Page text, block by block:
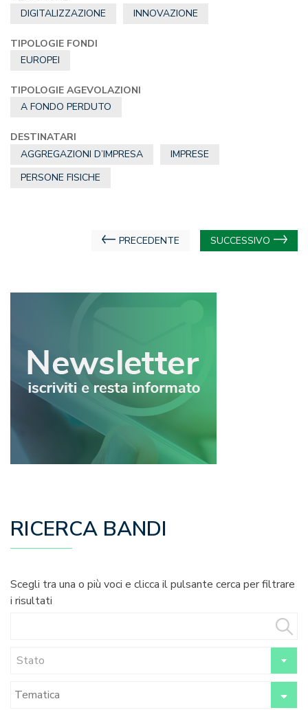
DIGITALIZZAZIONE
INNOVAZIONE
TIPOLOGIE FONDI
EUROPEI
TIPOLOGIE AGEVOLAZIONI
A FONDO PERDUTO
DESTINATARI
AGGREGAZIONI D’IMPRESA
IMPRESE
PERSONE FISICHE
Navigazione
PRECEDENTE SUCCESSIVO
RICERCA BANDI
Scegli tra una o più voci e clicca il pulsante cerca per filtrare
i risultati
Stato